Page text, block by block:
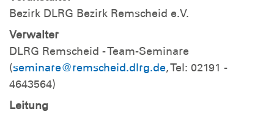
Bezirk DLRG Bezirk Remscheid e.V.
Verwalter
DLRG Remscheid - Team-Seminare
(seminare@remscheid.dlrg.de, Tel: 02191 -
4643564)
Leitung